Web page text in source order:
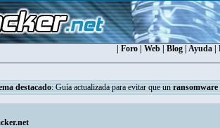
Foro Web Blog Ayuda
destacado: Guía actualizada para evitar que un ransomware